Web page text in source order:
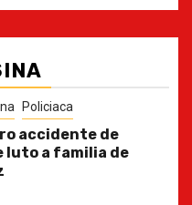
Policiaca
accidente de
luto a familia de